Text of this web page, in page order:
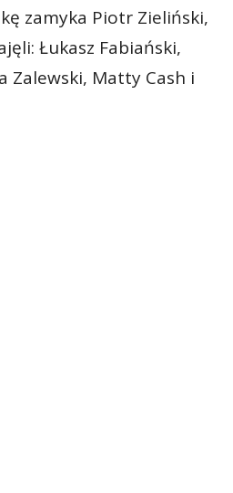
zamyka Piotr Zieliński,
Łukasz Fabiański,
Zalewski, Matty Cash i